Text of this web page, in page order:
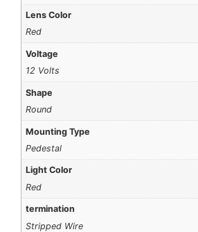
Lens Color
Red
Voltage
12 Volts
Shape
Round
Mounting Type
Pedestal
Light Color
Red
termination
Stripped Wire